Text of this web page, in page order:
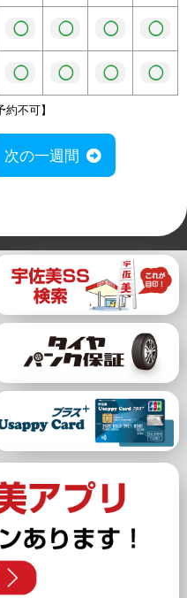
◯ ◯ ◯ ◯
◯ ◯ ◯ ◯
不可】
次の一週間